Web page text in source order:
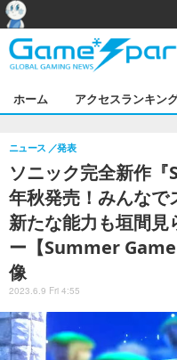
ホーム アクセスランキン
ソニック完全新作
年秋発売！みんなで
新たな能力も垣間見
ー【Summer
像
ニュース 発表
2023.6.9 Fri 4:55